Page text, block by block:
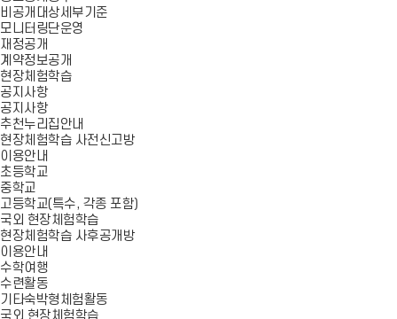
비공개대상세부기준
모니터링단운영
재정공개
계약정보공개
현장체험학습
공지사항
공지사항
추천누리집안내
현장체험학습 사전신고방
이용안내
초등학교
중학교
고등학교(특수, 각종 포함)
국외 현장체험학습
현장체험학습 사후공개방
이용안내
수학여행
수련활동
기타숙박형체험활동
국외 현장체험학습